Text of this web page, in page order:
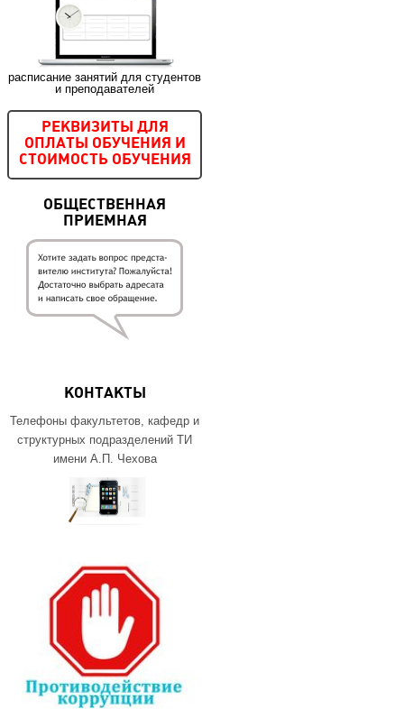
расписание занятий для студентов
и преподавателей
РЕКВИЗИТЫ ДЛЯ
ОПЛАТЫ ОБУЧЕНИЯ И
СТОИМОСТЬ ОБУЧЕНИЯ
ОБЩЕСТВЕННАЯ
ПРИЕМНАЯ
КОНТАКТЫ
Телефоны факультетов, кафедр и
структурных подразделений ТИ
имени А.П. Чехова